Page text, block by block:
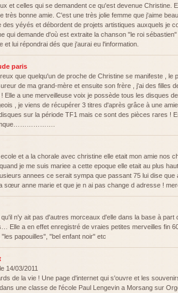
et celles qui se demandent ce qu'est devenue Christine.
très bonne amie. C'est une très jolie femme que j'aime
des yéyés et débordent de projets artistiques auxquels je
qui demande d'où est extraite la chanson "le roi
et lui répondrai dés que j'aurai eu l'information.
paris
que quelqu'un de proche de Christine se manifeste , le
de ma grand-mère et ensuite son frère , j'ai des filles
Elle a une merveilleuse voix je possède tous les disques
, je viens de récupérer 3 titres d'après grâce à une
sur la période TF1 mais ce sont des pièces rares !
et a la chorale avec christine elle etait mon amie nos
je me suis mariee a cette epoque elle etait au plus
annees ce serait sympa que passant 75 lui dise
sœur anne marie et que je n ai pas change d adresse !
n'y ait pas d'autres morceaux d'elle dans la base à part
Elle a en effet enregistré de vraies petites merveilles fin
"les papouilles", "bel enfant noir" etc
14/03/2011
de la vie ! Une page d'internet qui s'ouvre et les
une classe de l'école Paul Lengevin a Morsang sur